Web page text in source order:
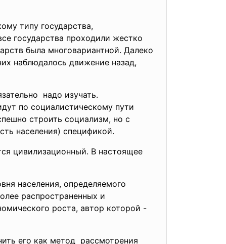
типу государства,
государства проходили жестко
была многовариантной. Далеко
наблюдалось движение назад,
надо изучать.
по социалистическому пути
строить социализм, но с
населения) спецификой.
цивилизационный. В настоящее
населения, определяемого
распространенных и
роста, автор которой -
его как метод рассмотрения